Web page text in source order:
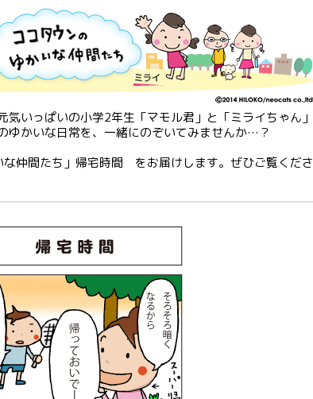
いっぱいの小学2年生「マモル君」と「ミライちゃん」
ゆかいな日常を、一緒にのぞいてみませんか…？
仲間たち」帰宅時間 をお届けします。ぜひご覧くださ